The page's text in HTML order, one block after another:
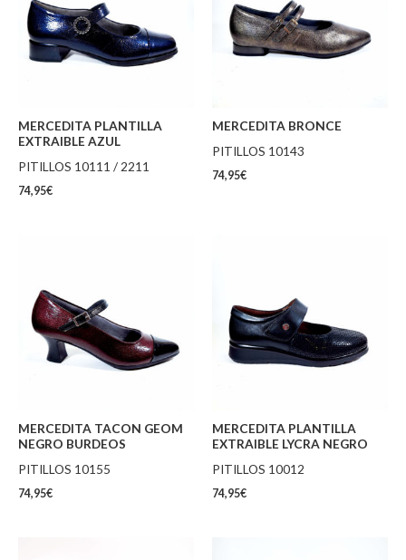
MERCEDITA PLANTILLA
EXTRAIBLE AZUL
PITILLOS 10111 / 2211
74,95€
MERCEDITA BRONCE
PITILLOS 10143
74,95€
MERCEDITA TACON GEOM
NEGRO BURDEOS
PITILLOS 10155
74,95€
MERCEDITA PLANTILLA
EXTRAIBLE LYCRA NEGRO
PITILLOS 10012
74,95€